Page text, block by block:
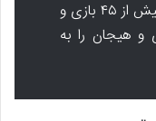
پارک آبی این کشور است، بلکه با بیش از ۴۵ بازی و
و هیجان را به